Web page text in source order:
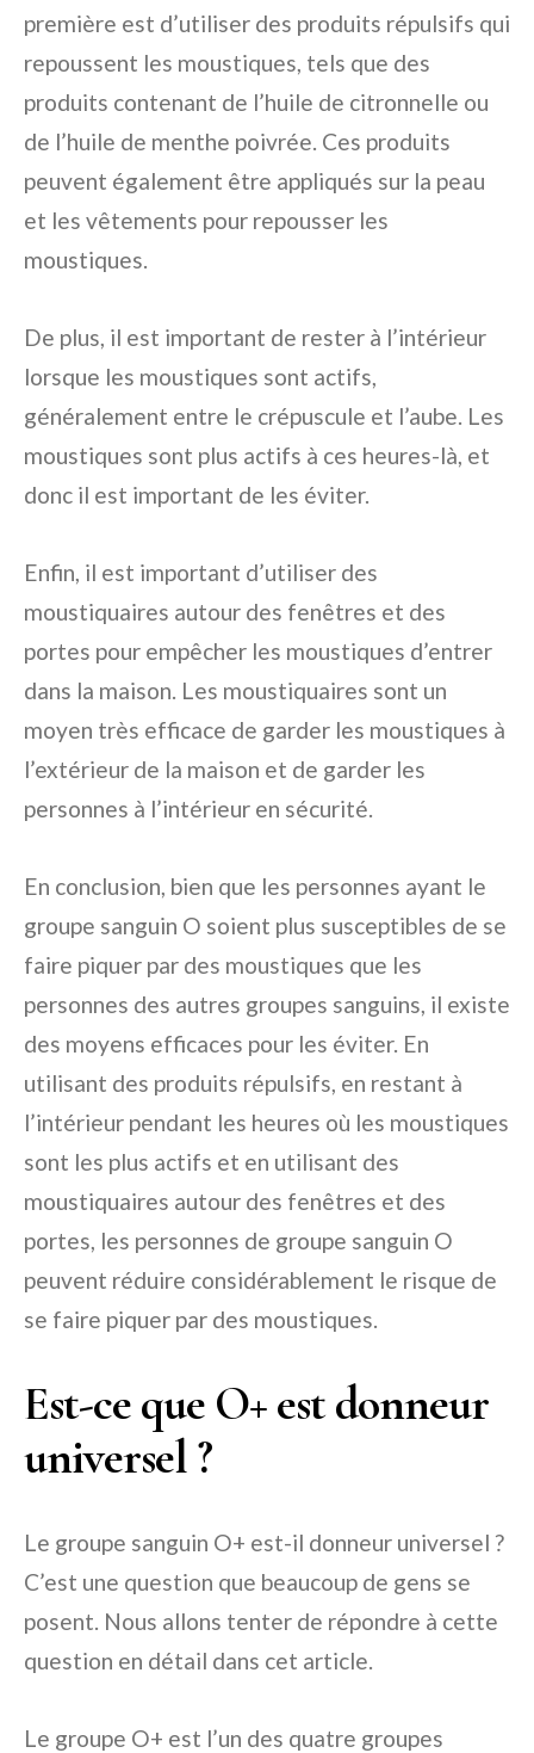
première est d’utiliser des produits répulsifs qui
repoussent les moustiques, tels que des
produits contenant de l’huile de citronnelle ou
de l’huile de menthe poivrée. Ces produits
peuvent également être appliqués sur la peau
et les vêtements pour repousser les
moustiques.
De plus, il est important de rester à l’intérieur
lorsque les moustiques sont actifs,
généralement entre le crépuscule et l’aube. Les
moustiques sont plus actifs à ces heures-là, et
donc il est important de les éviter.
Enfin, il est important d’utiliser des
moustiquaires autour des fenêtres et des
portes pour empêcher les moustiques d’entrer
dans la maison. Les moustiquaires sont un
moyen très efficace de garder les moustiques à
l’extérieur de la maison et de garder les
personnes à l’intérieur en sécurité.
En conclusion, bien que les personnes ayant le
groupe sanguin O soient plus susceptibles de se
faire piquer par des moustiques que les
personnes des autres groupes sanguins, il existe
des moyens efficaces pour les éviter. En
utilisant des produits répulsifs, en restant à
l’intérieur pendant les heures où les moustiques
sont les plus actifs et en utilisant des
moustiquaires autour des fenêtres et des
portes, les personnes de groupe sanguin O
peuvent réduire considérablement le risque de
se faire piquer par des moustiques.
Est-ce que O+ est donneur
universel ?
Le groupe sanguin O+ est-il donneur universel ?
C’est une question que beaucoup de gens se
posent. Nous allons tenter de répondre à cette
question en détail dans cet article.
Le groupe O+ est l’un des quatre groupes